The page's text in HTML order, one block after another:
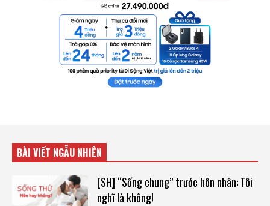
BÀI VIẾT NGẪU NHIÊN
[SH] “Sống chung” trước hôn nhân: Tôi
nghĩ là không!